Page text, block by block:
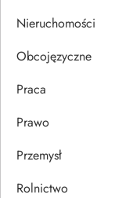
u
Nieruchomości
Obcojęzyczne
Praca
Prawo
Przemysł
Rolnictwo